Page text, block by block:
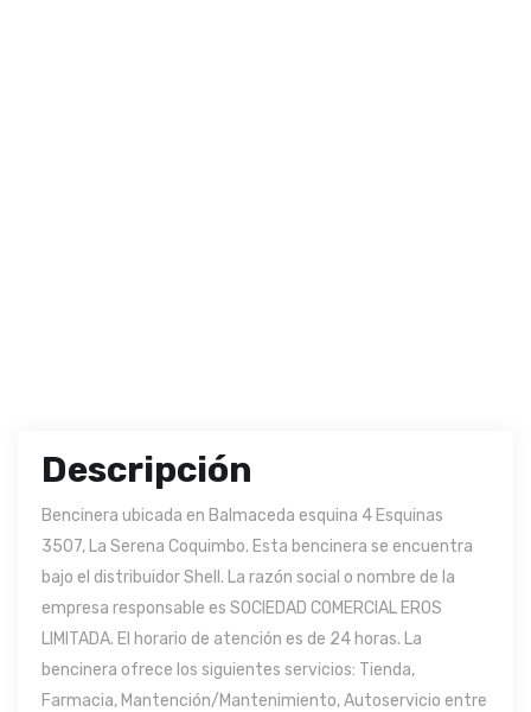
Descripción
Bencinera ubicada en Balmaceda esquina 4 Esquinas
3507, La Serena Coquimbo. Esta bencinera se encuentra
bajo el distribuidor Shell. La razón social o nombre de la
empresa responsable es SOCIEDAD COMERCIAL EROS
LIMITADA. El horario de atención es de 24 horas. La
bencinera ofrece los siguientes servicios: Tienda,
Farmacia, Mantención/Mantenimiento, Autoservicio entre